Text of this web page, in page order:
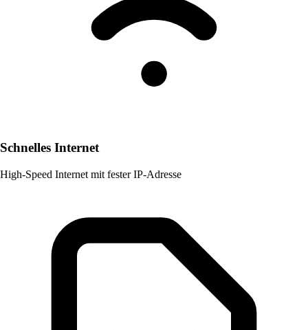
Schnelles Internet
High-Speed Internet mit fester IP-Adresse